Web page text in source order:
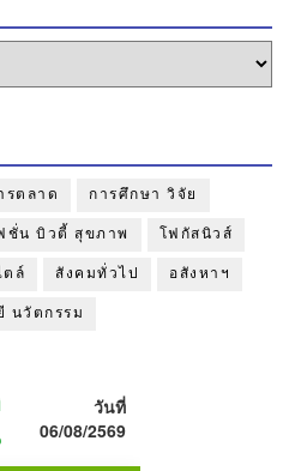
รตลาด การศึกษา วิจัย
ชั่น บิวตี้ สุขภาพ โฟกัสนิวส์
ตล์ สังคมทั่วไป อสังหาฯ
นวัตกรรม